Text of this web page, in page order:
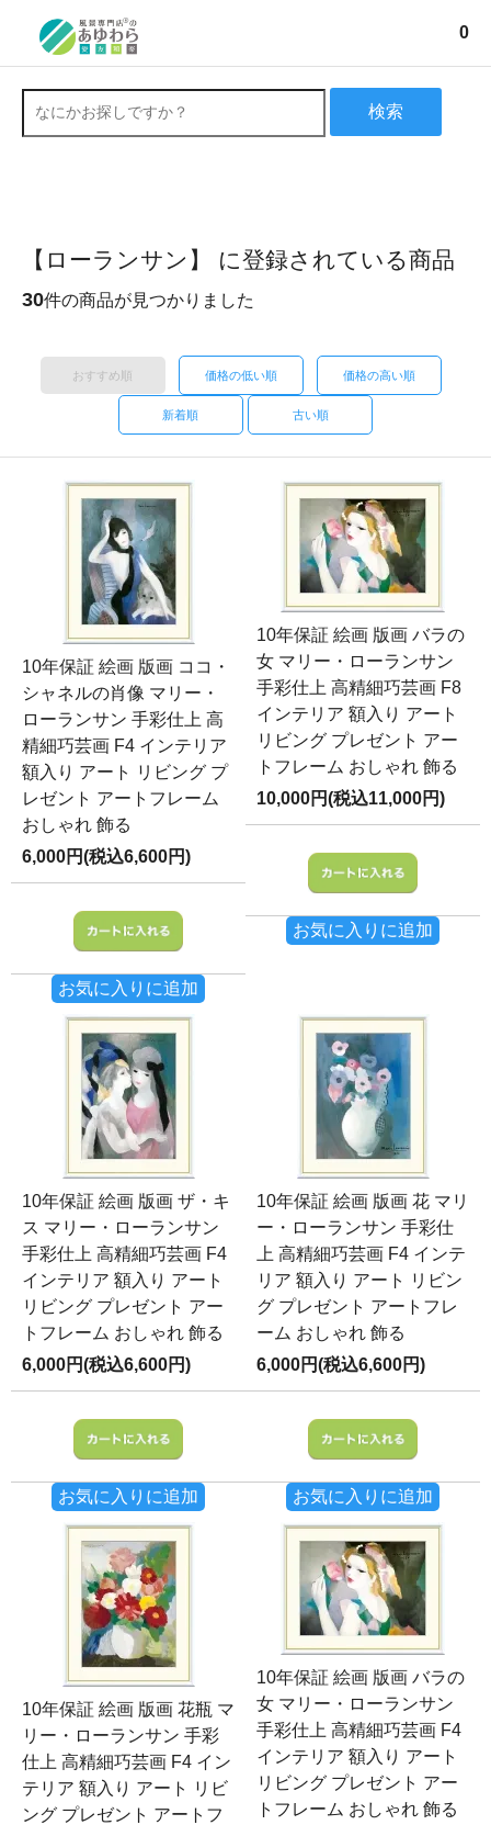
0
検索
【ローランサン】 に登録されている商品
30件の商品が見つかりました
おすすめ順 価格の低い順 価格の高い順
新着順 古い順
10年保証 絵画 版画 ココ・
シャネルの肖像 マリー・
ローランサン 手彩仕上 高
精細巧芸画 F4 インテリア
額入り アート リビング プ
レゼント アートフレーム
おしゃれ 飾る
6,000円(税込6,600円)
お気に入りに追加
10年保証 絵画 版画 バラの
女 マリー・ローランサン
手彩仕上 高精細巧芸画 F8
インテリア 額入り アート
リビング プレゼント アー
トフレーム おしゃれ 飾る
10,000円(税込11,000円)
お気に入りに追加
10年保証 絵画 版画 ザ・キ
ス マリー・ローランサン
手彩仕上 高精細巧芸画 F4
インテリア 額入り アート
リビング プレゼント アー
トフレーム おしゃれ 飾る
6,000円(税込6,600円)
お気に入りに追加
10年保証 絵画 版画 花 マリ
ー・ローランサン 手彩仕
上 高精細巧芸画 F4 インテ
リア 額入り アート リビン
グ プレゼント アートフレ
ーム おしゃれ 飾る
6,000円(税込6,600円)
お気に入りに追加
10年保証 絵画 版画 花瓶 マ
リー・ローランサン 手彩
仕上 高精細巧芸画 F4 イン
テリア 額入り アート リビ
ング プレゼント アートフ
10年保証 絵画 版画 バラの
女 マリー・ローランサン
手彩仕上 高精細巧芸画 F4
インテリア 額入り アート
リビング プレゼント アー
トフレーム おしゃれ 飾る